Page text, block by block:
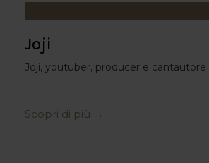
Joji
Joji, youtuber, producer e cantautore
Scopri di più →